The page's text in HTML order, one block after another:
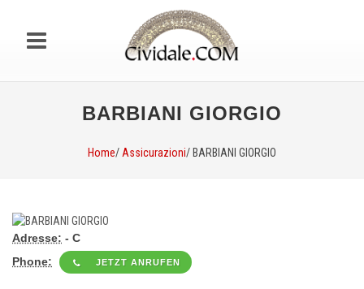
BARBIANI GIORGIO
Home/ Assicurazioni/ BARBIANI GIORGIO
Adresse: - C
Phone:
JETZT ANRUFEN